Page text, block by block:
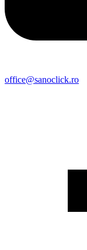
office@sanoclick.ro